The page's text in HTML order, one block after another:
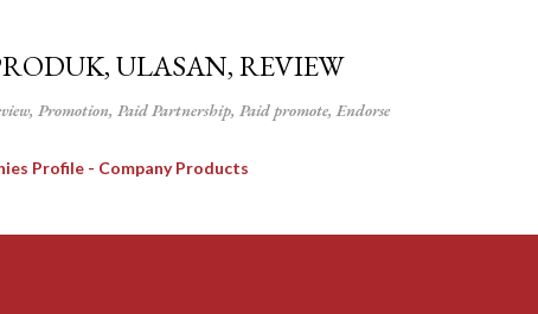
ULASAN, REVIEW
Promotion, Paid Partnership, Paid promote, Endorse
Profile - Company Products